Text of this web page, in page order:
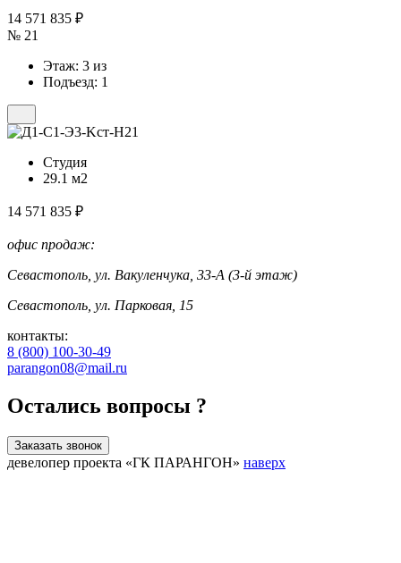
14 571 835 ₽
№ 21
Этаж: 3 из
Подъезд: 1
Студия
29.1 м2
14 571 835 ₽
офис продаж:
Севастополь, ул. Вакуленчука, 33-А (3-й этаж)
Севастополь, ул. Парковая, 15
контакты:
8 (800) 100-30-49
parangon08@mail.ru
Остались вопросы ?
Заказать звонок
девелопер проекта «ГК ПАРАНГОН» наверх